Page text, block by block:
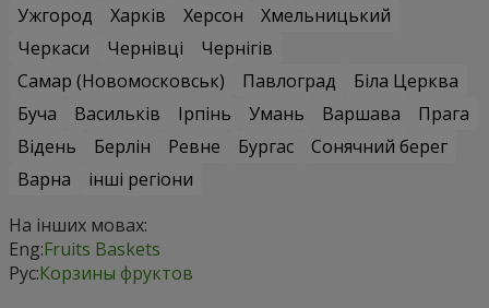
Ужгород
Харків Херсон
Хмельницький
Черкаси
Чернівці
Чернігів
Самар (Новомосковськ)
Павлоград
Біла Церква
Буча
Васильків Ірпінь Умань Варшава
Прага
Відень
Берлін Ревне Бургас
Сонячний берег
Варна
інші регіони
На інших мовах:
Eng:Fruits Baskets
Рус:Корзины фруктов